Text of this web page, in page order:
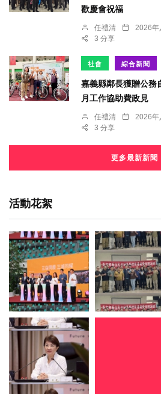
歡慶會祝福
任禮清 2026年
3 分享
社會 綜合新聞
嘉義縣鄰長獲贈公務
月工作協助費政見
任禮清 2026年
3 分享
更多最新新聞
活動花絮